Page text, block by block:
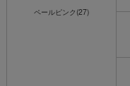
ペールピンク(27)